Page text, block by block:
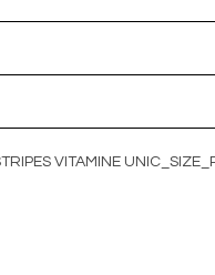
VITAMINE